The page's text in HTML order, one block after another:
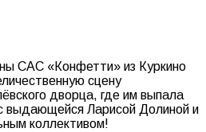
САС «Конфетти» из Куркино
сцену
дворца, где им выпала
выдающейся Ларисой Долиной и
коллективом!